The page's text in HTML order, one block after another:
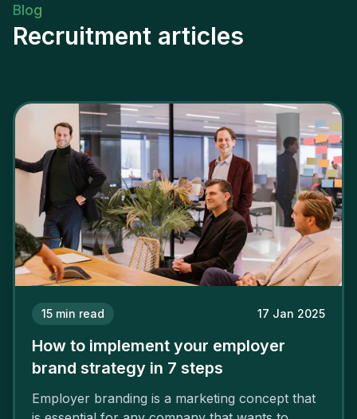
Blog
Recruitment articles
15 min read 17 Jan 2025
How to implement your employer
brand strategy in 7 steps
Employer branding is a marketing concept that